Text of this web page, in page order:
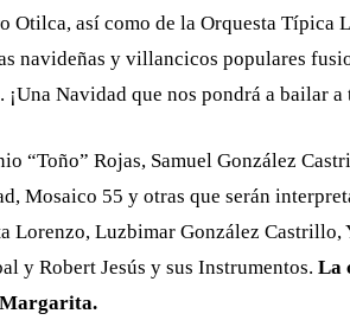
así como de la Orquesta Típica
navideñas y villancicos populares
Navidad que nos pondrá a bailar a
“Toño” Rojas, Samuel González
Mosaico 55 y otras que serán
Lorenzo, Luzbimar González
y Robert Jesús y sus Instrumentos. La
Margarita.